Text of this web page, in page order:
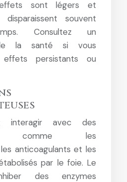
sont légers et
souvent
Consultez un
de la santé si vous
persistants ou
interagir avec des
comme les
anticoagulants et les
par le foie. Le
des enzymes